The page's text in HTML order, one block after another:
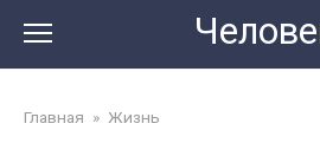
змісту
Главная » Жизнь